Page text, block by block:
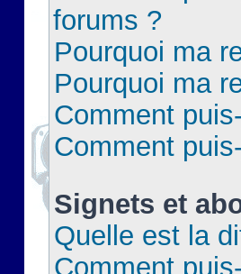
forums ?
Pourquoi ma
Pourquoi ma
Comment
Comment
Signets et
Quelle est la
Comment